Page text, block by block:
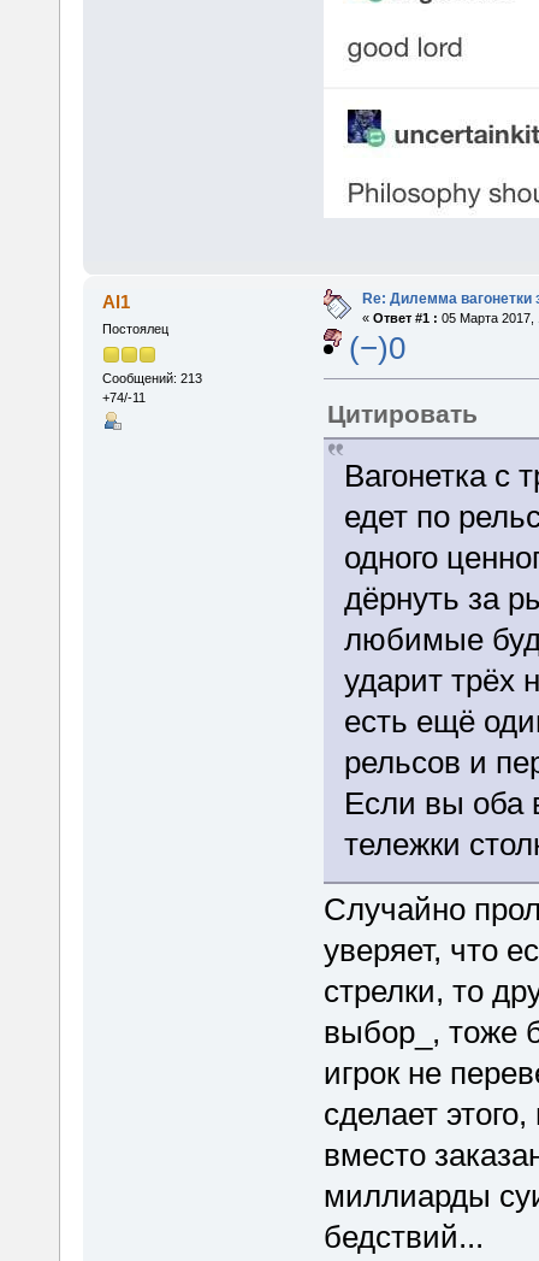
Al1
Постоялец
Сообщений: 213
+74/-11
Re: Дилемма вагонетки
« Ответ #1 : 05 Марта 2017,
(−)0
Цитировать
Вагонетка с
едет по
одного
дёрнуть за
любимые
ударит трёх
есть ещё
рельсов и
Если вы оба
тележки
Случайно
уверяет, что
стрелки, то
выбор_, тоже
игрок не
сделает
вместо
миллиарды
бедствий...